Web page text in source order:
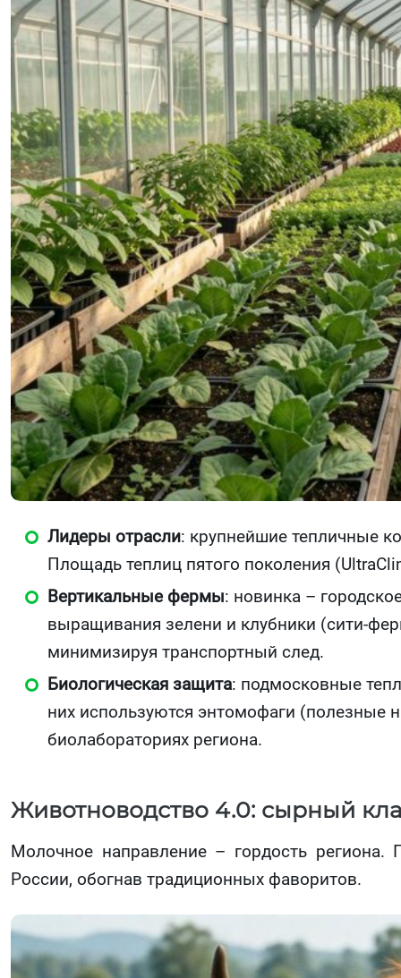
Лидеры отрасли: крупнейшие тепличные
Площадь теплиц пятого поколения
Вертикальные фермы: новинка –
выращивания зелени и клубники (сити-
минимизируя транспортный след.
Биологическая защита: подмосковные
них используются энтомофаги (полезные
биолабораториях региона.
Животноводство 4.0: сырный
Молочное направление – гордость
России, обогнав традиционных фаворитов.